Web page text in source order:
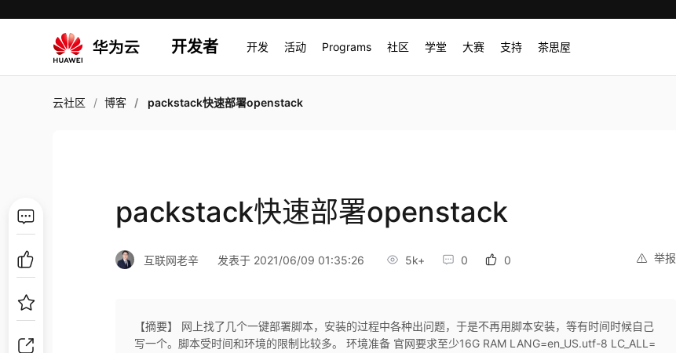
开发者 开发 活动 Programs 社区 学堂 大赛 支持 茶思屋
云社区 博客 packstack快速部署openstack
packstack快速部署openstack
举报
互联网老辛 发表于 2021/06/09 01:35:26 5k+ 0 0
【摘要】 网上找了几个一键部署脚本，安装的过程中各种出问题，于是不再用脚本安装，等有时间时候自己
写一个。脚本受时间和环境的限制比较多。 环境准备 官网要求至少16G RAM LANG=en_US.utf-8 LC_ALL=